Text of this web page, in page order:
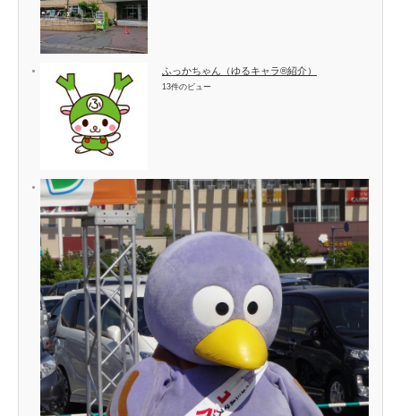
ふっかちゃん（ゆるキャラ®紹介）
13件のビュー